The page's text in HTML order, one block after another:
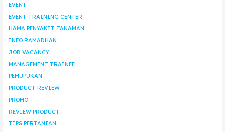
EVENT
EVENT TRAINING CENTER
HAMA PENYAKIT TANAMAN
INFO RAMADHAN
JOB VACANCY
MANAGEMENT TRAINEE
PEMUPUKAN
PRODUCT REVIEW
PROMO
REVIEW PRODUCT
TIPS PERTANIAN